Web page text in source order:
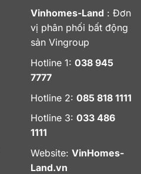
Vinhomes-Land : Đơn
vị phân phối bất động
sản Vingroup
Hotline 1: 038 945
7777
Hotline 2: 085 818 1111
Hotline 3: 033 486
1111
Website: VinHomes-
Land.vn